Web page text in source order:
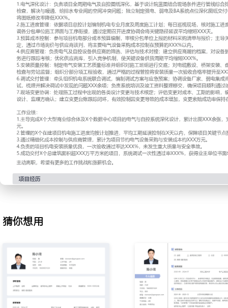
XXX智能建筑是专注于商业与公共建筑机电系统集成领域的工程公
人，核心业务为大型商业综合体、数据中心及高端酒店的机电总包
面积超过XXX万平方米，与多家国内知名地产开发商及设计院建立
建筑机电工程师汇报对象：部门总监
工作概述：
1.电气深化设计：负责项目全周期电气及自控图纸深化，基于设计
行管线综合排布；采用BIM软件进行碰撞检查，解决与暖通、给排水
题；独立制定强电、弱电及BA系统点位深化图纸交付标准，通过标
改率降低XXX%。
2.施工进度管理：依据项目总控计划编制机电专业月度及周度施工
核对施工进度并与计划进行偏差分析；协调各分包单位施工界面与
开进度协调会将关键路径延误平均缩短XXX天。
3.预算成本控制：参与项目机电部分成本预算编制，审核分包单位上
报价；主导关键设备选型与技术规格书制定，通过市场询价与供应
案，对设备到场时间、产品质量及售后服务进行跟踪考核；优化供
5.安装质量控制：制定电气安装工艺质量标准并组织对施工班组进
桥架安装、盘柜接线等关键工序进行过程检查与旁站监督；组织分
严格的过程管控将安装质量一次验收合格率提升至XXX%。
6.调试交付管理：牵头组织机电系统联合调试，编制调试方案与应急
家、弱电集成商及物业管理方共同参与调试，梳理并解决调试中发
猜你想用